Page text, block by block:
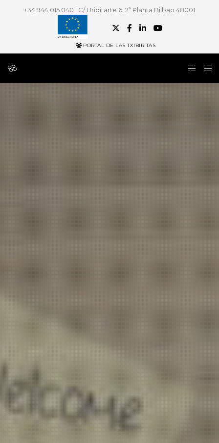
+34 944 015 040 | C/ Uribitarte 6, 2ª Planta Bilbao 48001
PORTAL DE LAS TXIBIRITAS